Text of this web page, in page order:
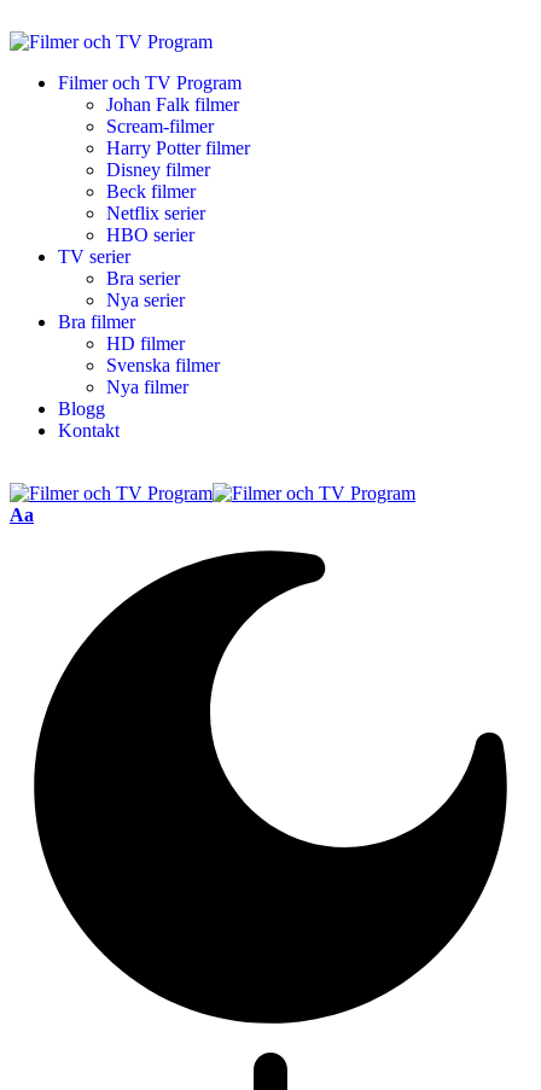
Filmer och TV Program
Johan Falk filmer
Scream-filmer
Harry Potter filmer
Disney filmer
Beck filmer
Netflix serier
HBO serier
TV serier
Bra serier
Nya serier
Bra filmer
HD filmer
Svenska filmer
Nya filmer
Blogg
Kontakt
Aa